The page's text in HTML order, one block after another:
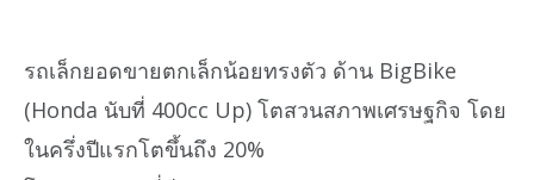
รถเล็กยอดขายตกเล็กน้อยทรงตัว ด้าน BigBike
(Honda นับที่ 400cc Up) โตสวนสภาพเศรษฐกิจ โดย
ในครึ่งปีแรกโตขึ้นถึง 20%